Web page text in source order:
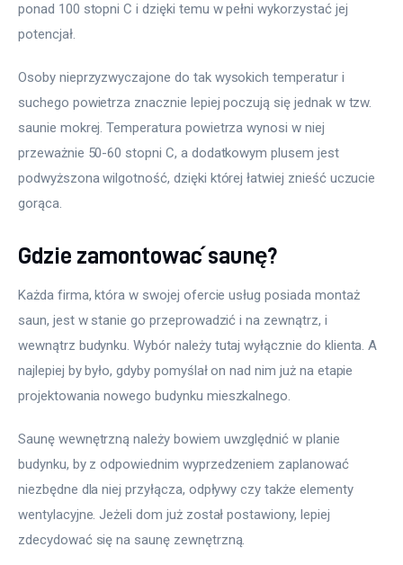
ponad 100 stopni C i dzięki temu w pełni wykorzystać jej
potencjał.
Osoby nieprzyzwyczajone do tak wysokich temperatur i
suchego powietrza znacznie lepiej poczują się jednak w tzw.
saunie mokrej. Temperatura powietrza wynosi w niej
przeważnie 50-60 stopni C, a dodatkowym plusem jest
podwyższona wilgotność, dzięki której łatwiej znieść uczucie
gorąca.
Gdzie zamontować saunę?
Każda firma, która w swojej ofercie usług posiada montaż
saun, jest w stanie go przeprowadzić i na zewnątrz, i
wewnątrz budynku. Wybór należy tutaj wyłącznie do klienta. A
najlepiej by było, gdyby pomyślał on nad nim już na etapie
projektowania nowego budynku mieszkalnego.
Saunę wewnętrzną należy bowiem uwzględnić w planie
budynku, by z odpowiednim wyprzedzeniem zaplanować
niezbędne dla niej przyłącza, odpływy czy także elementy
wentylacyjne. Jeżeli dom już został postawiony, lepiej
zdecydować się na saunę zewnętrzną.